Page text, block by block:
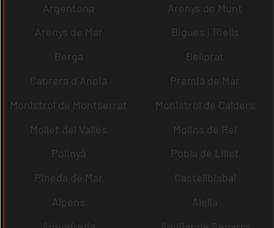
Argentona
Arenys de Munt
Arenys de Mar
Bigues i Riells
Berga
Bellprat
Cabrera d´Anoia
Premià de Mar
Monistrol de Montserrat
Monistrol de Calders
Mollet del Vallès
Molins de Rei
Polinyà
Pobla de Lillet
Pineda de Mar
Castellbisbal
Alpens
Alella